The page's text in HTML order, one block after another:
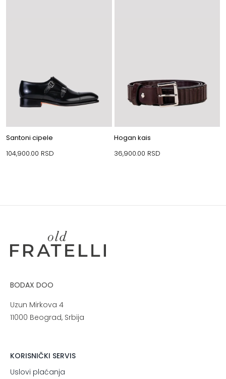
Santoni cipele
104,900.00 RSD
Hogan kais
36,900.00 RSD
BODAX DOO
Uzun Mirkova 4
11000 Beograd, Srbija
KORISNIČKI SERVIS
Uslovi plaćanja